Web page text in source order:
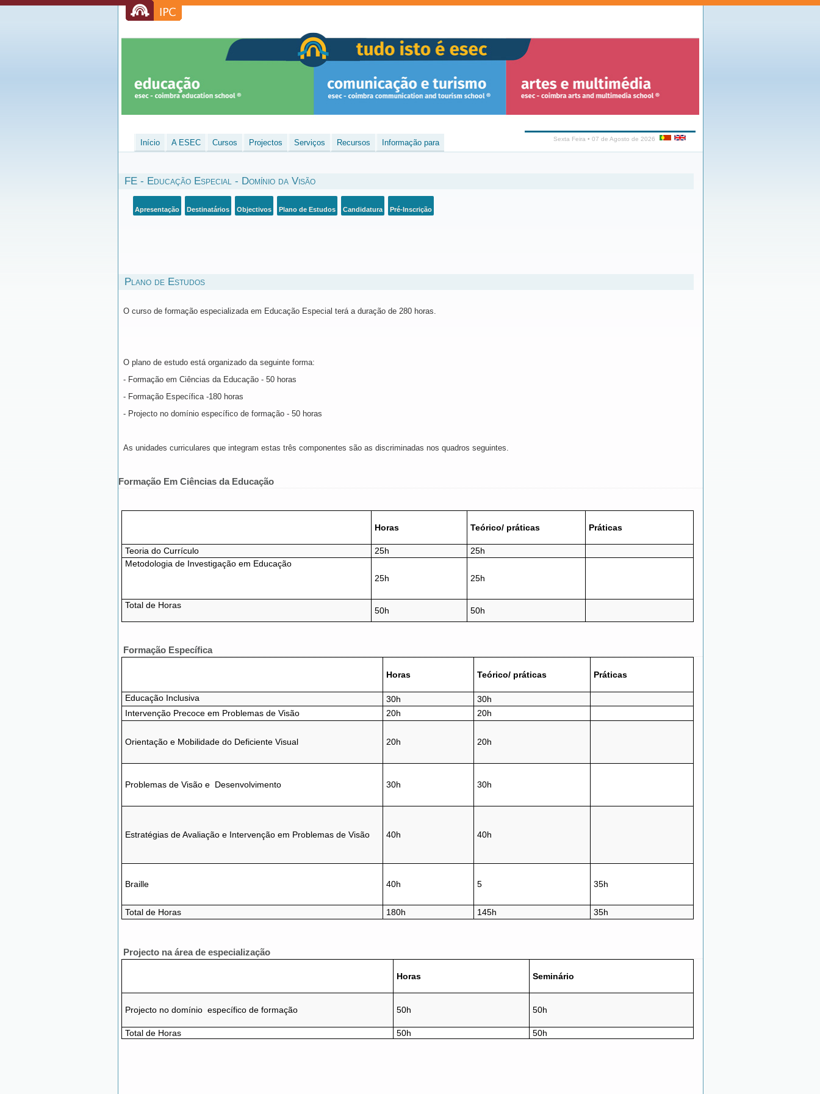
Início A ESEC Cursos Projectos Serviços Recursos Informação para Sexta Feira • 07 de Agosto de 2026
FE - Educação Especial - Domínio da Visão
Apresentação Destinatários Objectivos Plano de Estudos Candidatura Pré-Inscrição
Plano de Estudos
O curso de formação especializada em Educação Especial terá a duração de 280 horas.
O plano de estudo está organizado da seguinte forma:
- Formação em Ciências da Educação - 50 horas
- Formação Específica -180 horas
- Projecto no domínio específico de formação - 50 horas
As unidades curriculares que integram estas três componentes são as discriminadas nos quadros seguintes.
Formação Em Ciências da Educação
Horas Teórico/ práticas Práticas
Teoria do Currículo 25h
25h
Metodologia de Investigação em Educação
25h
25h
Total de Horas
50h 50h
Formação Específica
Horas Teórico/ práticas Práticas
Educação Inclusiva 30h
30h
Intervenção Precoce em Problemas de Visão
20h 20h
Orientação e Mobilidade do Deficiente Visual 20h 20h
Problemas de Visão e Desenvolvimento 30h 30h
Estratégias de Avaliação e Intervenção em Problemas de Visão 40h 40h
Braille 40h 5 35h
Total de Horas 180h 145h 35h
Projecto na área de especialização
Horas Seminário
Projecto no domínio específico de formação 50h 50h
Total de Horas 50h 50h